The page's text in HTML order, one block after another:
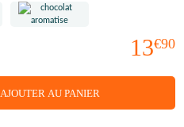
13€90
AJOUTER AU PANIER